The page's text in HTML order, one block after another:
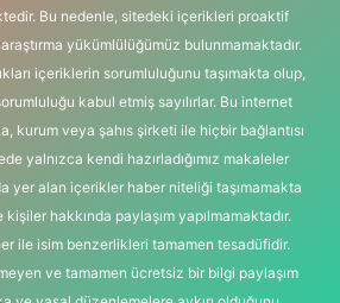
Bu nedenle, sitedeki içerikleri proaktif
yükümlülüğümüz bulunmamaktadır.
içeriklerin sorumluluğunu taşımakta olup,
kabul etmiş sayılırlar. Bu internet
kurum veya şahıs şirketi ile hiçbir bağlantısı
yalnızca kendi hazırladığımız makaleler
yer alan içerikler haber niteliği taşımamakta
hakkında paylaşım yapılmamaktadır.
ile isim benzerlikleri tamamen tesadüfidir.
ve tamamen ücretsiz bir bilgi paylaşım